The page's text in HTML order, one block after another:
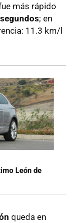
más rápido
; en
11.3 km/l
León de
queda en